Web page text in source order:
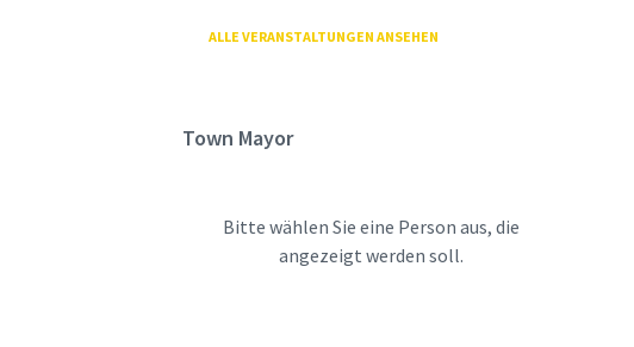
ALLE VERANSTALTUNGEN ANSEHEN
Town Mayor
Bitte wählen Sie eine Person aus, die
angezeigt werden soll.